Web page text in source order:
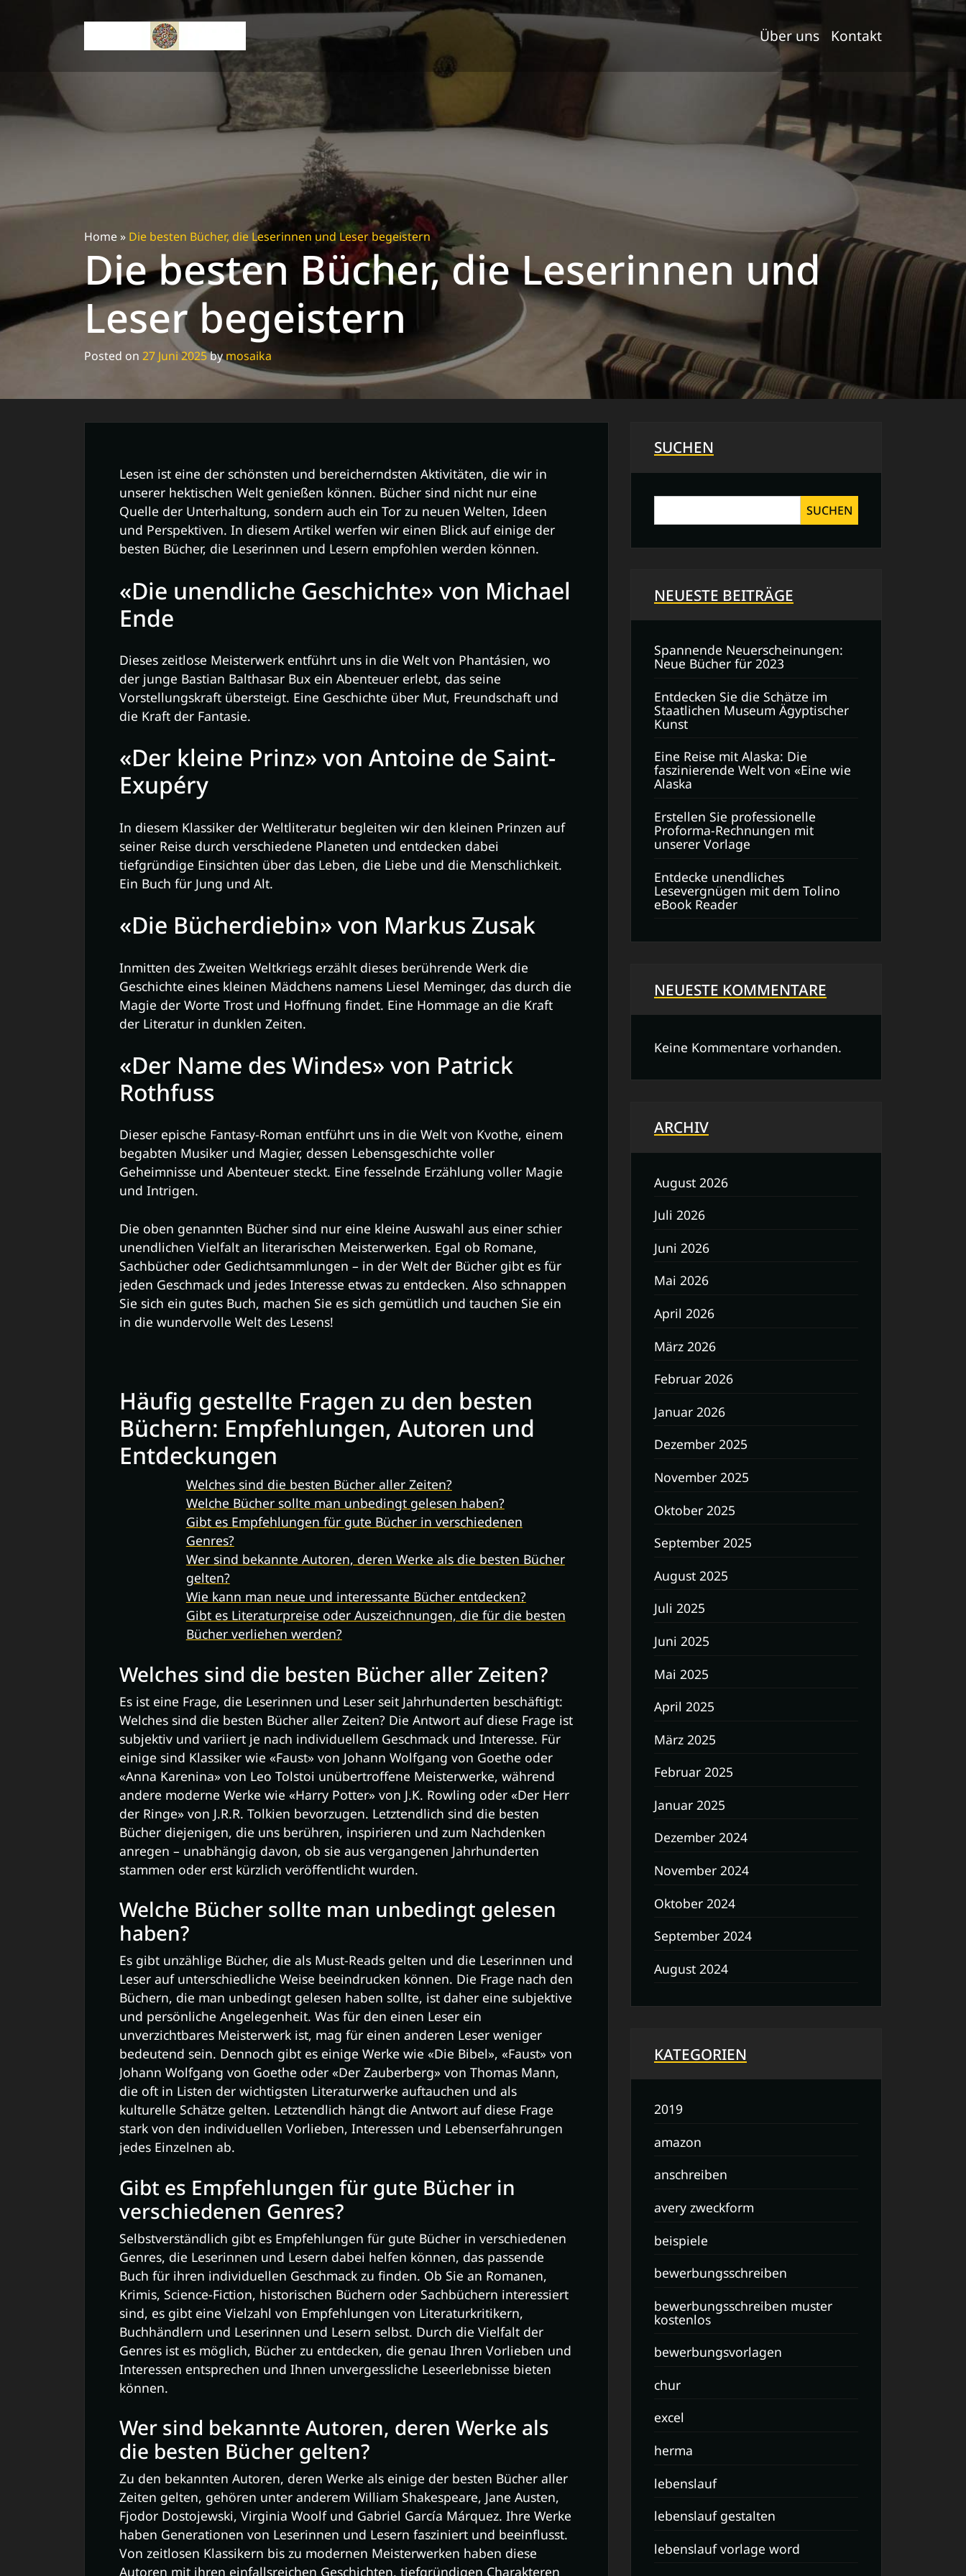
Über uns Kontakt
Home » Die besten Bücher, die Leserinnen und Leser begeistern
Die besten Bücher, die Leserinnen und
Leser begeistern
Posted on 27 Juni 2025bymosaika
Lesen ist eine der schönsten und bereicherndsten Aktivitäten, die wir in
unserer hektischen Welt genießen können. Bücher sind nicht nur eine
Quelle der Unterhaltung, sondern auch ein Tor zu neuen Welten, Ideen
und Perspektiven. In diesem Artikel werfen wir einen Blick auf einige der
besten Bücher, die Leserinnen und Lesern empfohlen werden können.
«Die unendliche Geschichte» von Michael
Ende
Dieses zeitlose Meisterwerk entführt uns in die Welt von Phantásien, wo
der junge Bastian Balthasar Bux ein Abenteuer erlebt, das seine
Vorstellungskraft übersteigt. Eine Geschichte über Mut, Freundschaft und
die Kraft der Fantasie.
«Der kleine Prinz» von Antoine de Saint-
Exupéry
In diesem Klassiker der Weltliteratur begleiten wir den kleinen Prinzen auf
seiner Reise durch verschiedene Planeten und entdecken dabei
tiefgründige Einsichten über das Leben, die Liebe und die Menschlichkeit.
Ein Buch für Jung und Alt.
«Die Bücherdiebin» von Markus Zusak
Inmitten des Zweiten Weltkriegs erzählt dieses berührende Werk die
Geschichte eines kleinen Mädchens namens Liesel Meminger, das durch die
Magie der Worte Trost und Hoffnung findet. Eine Hommage an die Kraft
der Literatur in dunklen Zeiten.
«Der Name des Windes» von Patrick
Rothfuss
Dieser epische Fantasy-Roman entführt uns in die Welt von Kvothe, einem
begabten Musiker und Magier, dessen Lebensgeschichte voller
Geheimnisse und Abenteuer steckt. Eine fesselnde Erzählung voller Magie
und Intrigen.
Die oben genannten Bücher sind nur eine kleine Auswahl aus einer schier
unendlichen Vielfalt an literarischen Meisterwerken. Egal ob Romane,
Sachbücher oder Gedichtsammlungen – in der Welt der Bücher gibt es für
jeden Geschmack und jedes Interesse etwas zu entdecken. Also schnappen
Sie sich ein gutes Buch, machen Sie es sich gemütlich und tauchen Sie ein
in die wundervolle Welt des Lesens!
Häufig gestellte Fragen zu den besten
Büchern: Empfehlungen, Autoren und
Entdeckungen
Welches sind die besten Bücher aller Zeiten?
Welche Bücher sollte man unbedingt gelesen haben?
Gibt es Empfehlungen für gute Bücher in verschiedenen
Genres?
Wer sind bekannte Autoren, deren Werke als die besten Bücher
gelten?
Wie kann man neue und interessante Bücher entdecken?
Gibt es Literaturpreise oder Auszeichnungen, die für die besten
Bücher verliehen werden?
Welches sind die besten Bücher aller Zeiten?
Es ist eine Frage, die Leserinnen und Leser seit Jahrhunderten beschäftigt:
Welches sind die besten Bücher aller Zeiten? Die Antwort auf diese Frage ist
subjektiv und variiert je nach individuellem Geschmack und Interesse. Für
einige sind Klassiker wie «Faust» von Johann Wolfgang von Goethe oder
«Anna Karenina» von Leo Tolstoi unübertroffene Meisterwerke, während
andere moderne Werke wie «Harry Potter» von J.K. Rowling oder «Der Herr
der Ringe» von J.R.R. Tolkien bevorzugen. Letztendlich sind die besten
Bücher diejenigen, die uns berühren, inspirieren und zum Nachdenken
anregen – unabhängig davon, ob sie aus vergangenen Jahrhunderten
stammen oder erst kürzlich veröffentlicht wurden.
Welche Bücher sollte man unbedingt gelesen
haben?
Es gibt unzählige Bücher, die als Must-Reads gelten und die Leserinnen und
Leser auf unterschiedliche Weise beeindrucken können. Die Frage nach den
Büchern, die man unbedingt gelesen haben sollte, ist daher eine subjektive
und persönliche Angelegenheit. Was für den einen Leser ein
unverzichtbares Meisterwerk ist, mag für einen anderen Leser weniger
bedeutend sein. Dennoch gibt es einige Werke wie «Die Bibel», «Faust» von
Johann Wolfgang von Goethe oder «Der Zauberberg» von Thomas Mann,
die oft in Listen der wichtigsten Literaturwerke auftauchen und als
kulturelle Schätze gelten. Letztendlich hängt die Antwort auf diese Frage
stark von den individuellen Vorlieben, Interessen und Lebenserfahrungen
jedes Einzelnen ab.
Gibt es Empfehlungen für gute Bücher in
verschiedenen Genres?
Selbstverständlich gibt es Empfehlungen für gute Bücher in verschiedenen
Genres, die Leserinnen und Lesern dabei helfen können, das passende
Buch für ihren individuellen Geschmack zu finden. Ob Sie an Romanen,
Krimis, Science-Fiction, historischen Büchern oder Sachbüchern interessiert
sind, es gibt eine Vielzahl von Empfehlungen von Literaturkritikern,
Buchhändlern und Leserinnen und Lesern selbst. Durch die Vielfalt der
Genres ist es möglich, Bücher zu entdecken, die genau Ihren Vorlieben und
Interessen entsprechen und Ihnen unvergessliche Leseerlebnisse bieten
können.
Wer sind bekannte Autoren, deren Werke als
die besten Bücher gelten?
Zu den bekannten Autoren, deren Werke als einige der besten Bücher aller
Zeiten gelten, gehören unter anderem William Shakespeare, Jane Austen,
Fjodor Dostojewski, Virginia Woolf und Gabriel García Márquez. Ihre Werke
haben Generationen von Leserinnen und Lesern fasziniert und beeinflusst.
Von zeitlosen Klassikern bis zu modernen Meisterwerken haben diese
Autoren mit ihren einfallsreichen Geschichten, tiefgründigen Charakteren
SUCHEN
SUCHEN
NEUESTE BEITRÄGE
Spannende Neuerscheinungen:
Neue Bücher für 2023
Entdecken Sie die Schätze im
Staatlichen Museum Ägyptischer
Kunst
Eine Reise mit Alaska: Die
faszinierende Welt von «Eine wie
Alaska
Erstellen Sie professionelle
Proforma-Rechnungen mit
unserer Vorlage
Entdecke unendliches
Lesevergnügen mit dem Tolino
eBook Reader
NEUESTE KOMMENTARE
Keine Kommentare vorhanden.
ARCHIV
August 2026
Juli 2026
Juni 2026
Mai 2026
April 2026
März 2026
Februar 2026
Januar 2026
Dezember 2025
November 2025
Oktober 2025
September 2025
August 2025
Juli 2025
Juni 2025
Mai 2025
April 2025
März 2025
Februar 2025
Januar 2025
Dezember 2024
November 2024
Oktober 2024
September 2024
August 2024
KATEGORIEN
2019
amazon
anschreiben
avery zweckform
beispiele
bewerbungsschreiben
bewerbungsschreiben muster
kostenlos
bewerbungsvorlagen
chur
excel
herma
lebenslauf
lebenslauf gestalten
lebenslauf vorlage word